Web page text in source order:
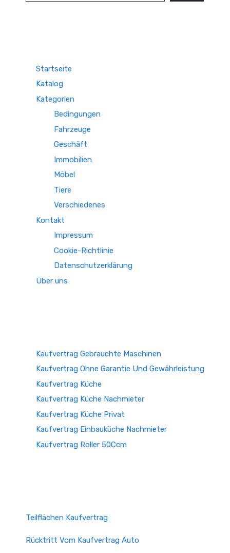
Startseite
Katalog
Kategorien
Bedingungen
Fahrzeuge
Geschäft
Immobilien
Möbel
Tiere
Verschiedenes
Kontakt
Impressum
Cookie-Richtlinie
Datenschutzerklärung
Über uns
Kaufvertrag Gebrauchte Maschinen
Kaufvertrag Ohne Garantie Und Gewährleistung
Kaufvertrag Küche
Kaufvertrag Küche Nachmieter
Kaufvertrag Küche Privat
Kaufvertrag Einbauküche Nachmieter
Kaufvertrag Roller 50Ccm
Teilflächen Kaufvertrag
Rücktritt Vom Kaufvertrag Auto